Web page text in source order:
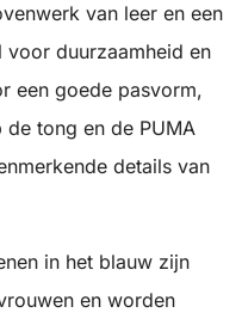
van leer en een
duurzaamheid en
een goede pasvorm,
tong en de PUMA
details van
in het blauw zijn
en worden